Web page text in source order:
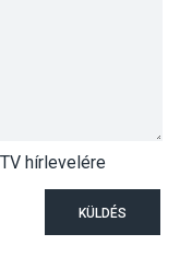
hírlevelére
KÜLDÉS